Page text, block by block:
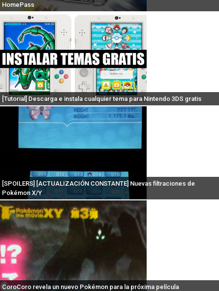
HomePass
[Tutorial] Descarga e instala cualquier tema para Nintendo 3DS gratis
[SPOILERS] [ACTUALIZACIÓN CONSTANTE] Nuevas filtraciones de
Pokémon X/Y
CoroCoro revela un nuevo Pokémon para la próxima película